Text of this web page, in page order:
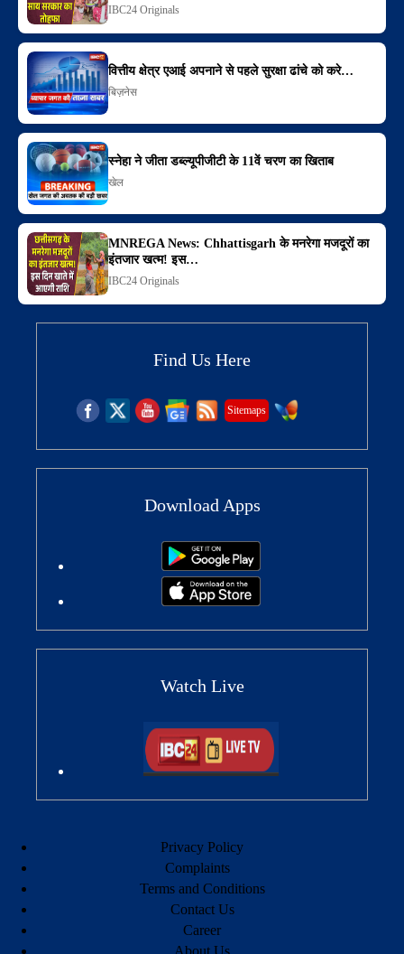
IBC24 Originals
वित्तीय क्षेत्र एआई अपनाने से पहले सुरक्षा ढांचे को करे…
बिज़नेस
स्नेहा ने जीता डब्ल्यूपीजीटी के 11वें चरण का खिताब
खेल
MNREGA News: Chhattisgarh के मनरेगा मजदूरों का
इंतजार खत्म! इस…
IBC24 Originals
Find Us Here
Sitemaps
Download Apps
Watch Live
Privacy Policy
Complaints
Terms and Conditions
Contact Us
Career
About Us